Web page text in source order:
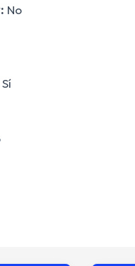
No
Sí